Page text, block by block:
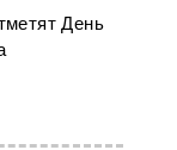
День